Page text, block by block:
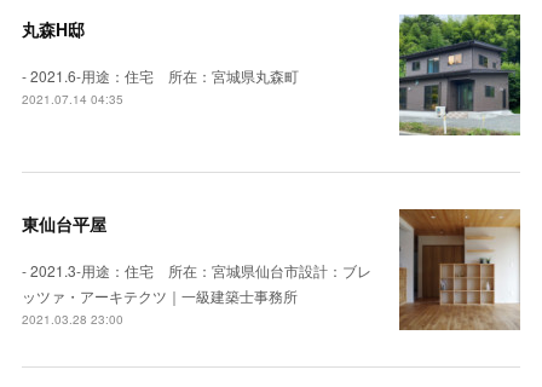
丸森H邸
- 2021.6-用途：住宅 所在：宮城県丸森町
2021.07.14 04:35
東仙台平屋
- 2021.3-用途：住宅 所在：宮城県仙台市設計：ブレ
ッツァ・アーキテクツ｜一級建築士事務所
2021.03.28 23:00